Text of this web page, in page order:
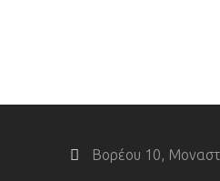
Βορέου 10,